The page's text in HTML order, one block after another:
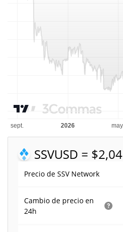
SSVUSD = $2,04
Precio de SSV Network
Cambio de precio en
24h